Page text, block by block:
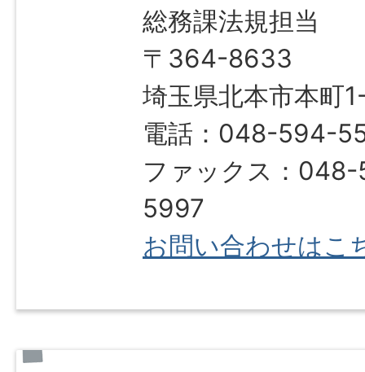
総務課法規担当
〒364-8633
埼玉県北本市本町
電話：048-594-
ファックス：
5997
お問い合わせはこ